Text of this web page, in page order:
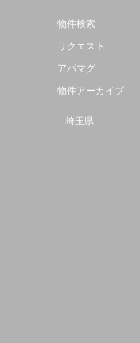
物件検索
リクエスト
アパマグ
物件アーカイブ
埼玉県